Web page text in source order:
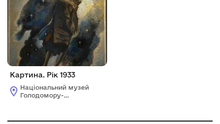
Картина. Рік 1933
Національний музей
Голодомору-